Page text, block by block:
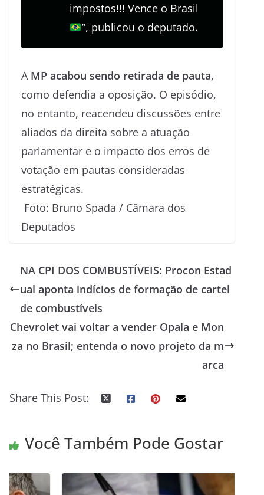
impostos!!! Vence o Brasil
”, publicou o deputado.
A MP acabou sendo retirada de pauta,
como defendia a oposição. O episódio,
no entanto, reacendeu discussões entre
aliados da direita sobre a atuação
parlamentar e o impacto dos erros de
votação em pautas consideradas
estratégicas.
Foto: Bruno Spada / Câmara dos
Deputados
NA CPI DOS COMBUSTÍVEIS: Procon Estad
ual aponta indícios de formação de cartel
de combustíveis
Chevrolet vai voltar a vender Opala e Mon
za no Brasil; entenda o novo projeto da m
arca
Share This Post:
Você Também Pode Gostar